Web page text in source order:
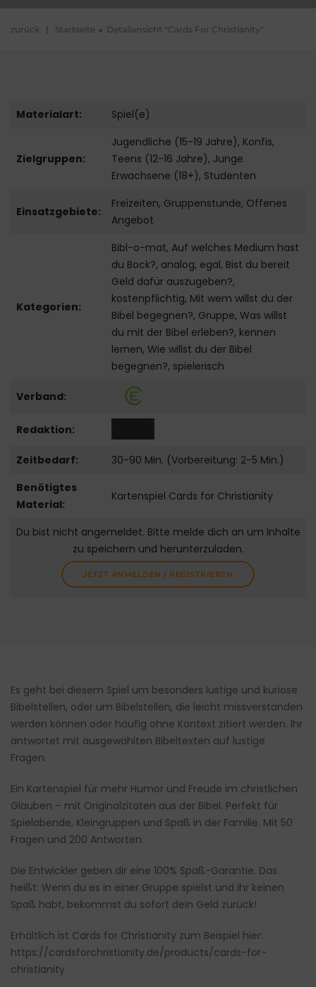
zurück | Startseite Detailansicht "Cards For Christianity"
Materialart: Spiel(e)
Zielgruppen:
Jugendliche (15-19 Jahre), Konfis,
Teens (12-16 Jahre), Junge
Erwachsene (18+), Studenten
Einsatzgebiete:
Freizeiten, Gruppenstunde, Offenes
Angebot
Kategorien:
Bibl-o-mat, Auf welches Medium hast
du Bock?, analog, egal, Bist du bereit
Geld dafür auszugeben?,
kostenpflichtig, Mit wem willst du der
Bibel begegnen?, Gruppe, Was willst
du mit der Bibel erleben?, kennen
lernen, Wie willst du der Bibel
begegnen?, spielerisch
Verband:
Redaktion:
Zeitbedarf:
30-90 Min. (Vorbereitung: 2-5 Min.)
Benötigtes
Material:
Kartenspiel Cards for Christianity
Du bist nicht angemeldet. Bitte melde dich an um Inhalte
zu speichern und herunterzuladen.
JETZT ANMELDEN / REGISTRIEREN
Es geht bei diesem Spiel um besonders lustige und kuriose
Bibelstellen, oder um Bibelstellen, die leicht missverstanden
werden können oder häufig ohne Kontext zitiert werden. Ihr
antwortet mit ausgewählten Bibeltexten auf lustige
Fragen.
Ein Kartenspiel für mehr Humor und Freude im christlichen
Glauben – mit Originalzitaten aus der Bibel. Perfekt für
Spielabende, Kleingruppen und Spaß in der Familie. Mit 50
Fragen und 200 Antworten.
Die Entwickler geben dir eine 100% Spaß-Garantie. Das
heißt: Wenn du es in einer Gruppe spielst und ihr keinen
Spaß habt, bekommst du sofort dein Geld zurück!
Erhältlich ist Cards for Christianity zum Beispiel hier:
https://cardsforchristianity.de/products/cards-for-
christianity